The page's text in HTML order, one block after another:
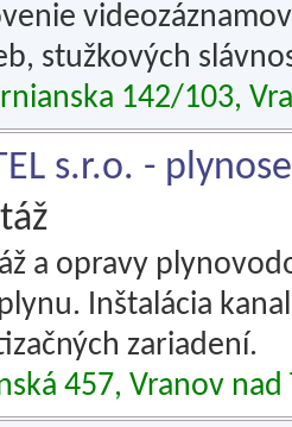
stužkových
142/103,
s.r.o. -
a opravy
Inštalácia
zariadení.
457, Vranov